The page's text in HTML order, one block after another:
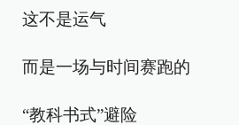
这不是运气
而是一场与时间赛跑的
“教科书式”避险